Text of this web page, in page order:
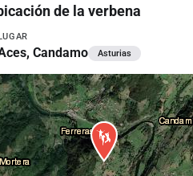
de la verbena
Candamo Asturias